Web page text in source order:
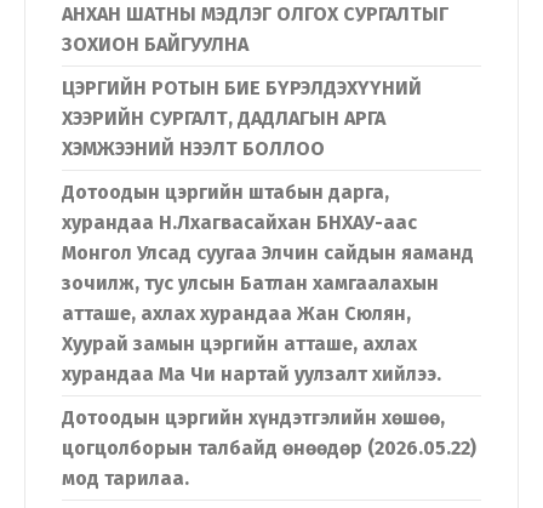
АНХАН ШАТНЫ МЭДЛЭГ ОЛГОХ СУРГАЛТЫГ
ЗОХИОН БАЙГУУЛНА
ЦЭРГИЙН РОТЫН БИЕ БҮРЭЛДЭХҮҮНИЙ
ХЭЭРИЙН СУРГАЛТ, ДАДЛАГЫН АРГА
ХЭМЖЭЭНИЙ НЭЭЛТ БОЛЛОО
Дотоодын цэргийн штабын дарга,
хурандаа Н.Лхагвасайхан БНХАУ-аас
Монгол Улсад суугаа Элчин сайдын яаманд
зочилж, тус улсын Батлан хамгаалахын
атташе, ахлах хурандаа Жан Сюлян,
Хуурай замын цэргийн атташе, ахлах
хурандаа Ма Чи нартай уулзалт хийлээ.
Дотоодын цэргийн хүндэтгэлийн хөшөө,
цогцолборын талбайд өнөөдөр (2026.05.22)
мод тарилаа.